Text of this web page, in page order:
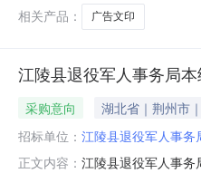
相关产品：
广告文印
江陵县退役军人事务局
采购意向 湖北省｜荆州市
招标单位： 江陵县退役军人事务
正文内容： 江陵县退役军人事